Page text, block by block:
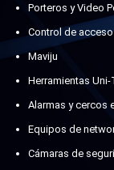
Porteros y Video
Control de
Maviju
Herramientas Uni-
Alarmas y cercos
Equipos de
Cámaras de